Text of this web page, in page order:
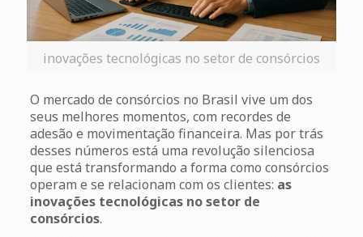
inovações tecnológicas no setor de consórcios
O mercado de consórcios no Brasil vive um dos
seus melhores momentos, com recordes de
adesão e movimentação financeira. Mas por trás
desses números está uma revolução silenciosa
que está transformando a forma como consórcios
operam e se relacionam com os clientes: as
inovações tecnológicas no setor de
consórcios.